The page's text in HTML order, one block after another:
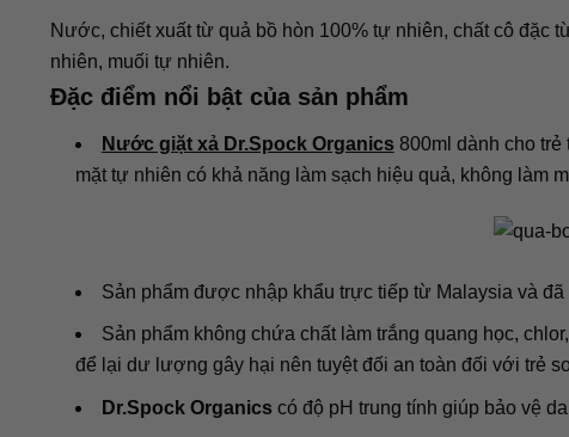
Nước, chiết xuất từ quả bồ hòn 100% tự nhiên, chất cô đặc
nhiên, muối tự nhiên.
Đặc điểm nổi bật của sản phẩm
Nước giặt xả Dr.Spock Organics 800ml dành cho
mặt tự nhiên có khả năng làm sạch hiệu quả, không làm
Sản phẩm được nhập khẩu trực tiếp từ Malaysia và
Sản phẩm không chứa chất làm trắng quang học,
để lại dư lượng gây hại nên tuyệt đối an toàn đối với trẻ
Dr.Spock Organics có độ pH trung tính giúp bảo vệ